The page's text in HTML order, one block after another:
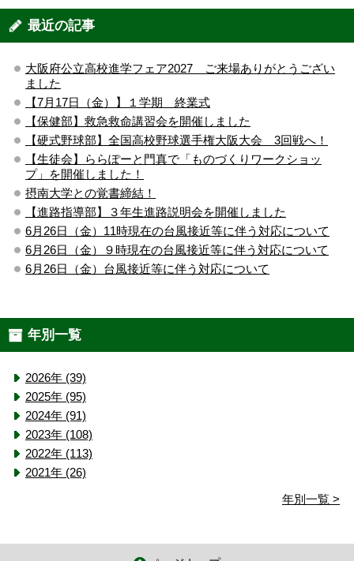
最近の記事
大阪府公立高校進学フェア2027 ご来場ありがとうござい
ました
【7月17日（金）】１学期 終業式
【保健部】救急救命講習会を開催しました
【硬式野球部】全国高校野球選手権大阪大会 3回戦へ！
【生徒会】ららぽーと門真で「ものづくりワークショッ
プ」を開催しました！
摂南大学との覚書締結！
【進路指導部】３年生進路説明会を開催しました
6月26日（金）11時現在の台風接近等に伴う対応について
6月26日（金）９時現在の台風接近等に伴う対応について
6月26日（金）台風接近等に伴う対応について
年別一覧
2026年 (39)
2025年 (95)
2024年 (91)
2023年 (108)
2022年 (113)
2021年 (26)
年別一覧 >